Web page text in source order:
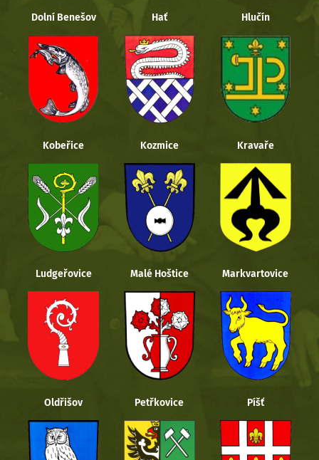
Dolní Benešov Hať Hlučín
Kobeřice Kozmice Kravaře
Ludgeřovice Malé Hoštice Markvartovice
Oldřišov Petřkovice Píšť